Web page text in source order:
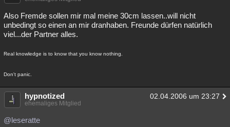
Also Fremde sollen mir mal meine 30cm lassen..will nicht
unbedingt so einen an mir dranhaben. Freunde dürfen natürlich
viel...der Partner alles.
Real knowledge is to know that you know nothing.
Don't panic.
hypnotized 02.04.2006 um 23:27
ehemaliges Mitglied
@leseratte